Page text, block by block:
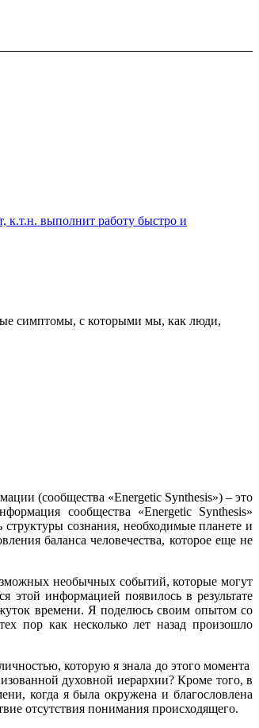
к.т.н. выполнит работу быстро и
симптомы, с которыми мы, как люди,
(сообщества «Energetic Synthesis») – это
сообщества «Energetic Synthesis»
сознания, необходимые планете и
баланса человечества, которое еще не
необычных событий, которые могут
этой информацией появилось в результате
времени. Я поделюсь своим опытом со
пор как несколько лет назад произошло
которую я знала до этого момента
духовной иерархии? Кроме того, в
когда я была окружена и благословлена
отсутствия понимания происходящего.